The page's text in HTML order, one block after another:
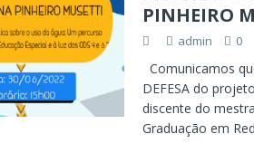
PINHEIRO
admin 0
Comunicamos
DEFESA do
discente do
Graduação em